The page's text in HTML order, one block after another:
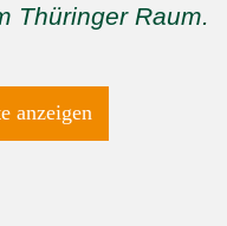
Thüringer Raum.
anzeigen